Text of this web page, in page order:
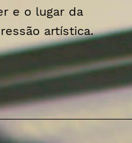
e o lugar da
artística.